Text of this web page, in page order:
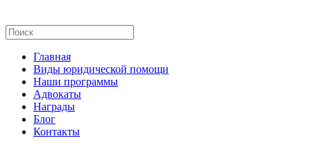
Главная
Виды юридической помощи
Наши программы
Адвокаты
Награды
Блог
Контакты